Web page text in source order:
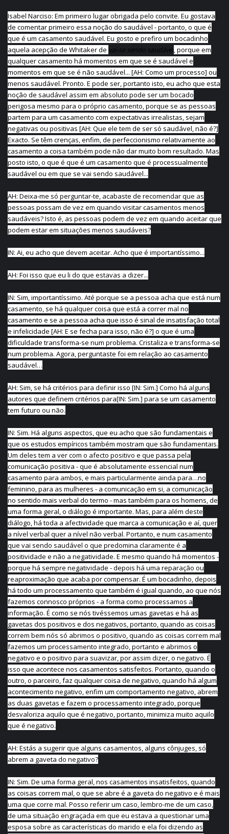
Isabel Narciso: Em primeiro lugar obrigada pelo convite. Eu gostava
de comentar primeiro essa noção do saudável - portanto, o que é
que é um casamento saudável. Eu gosto e prefiro um bocadinho
aquela acepção de Whitaker de vai-se sendo saudável, porque em
qualquer casamento há momentos em que se é saudável e
momentos em que se é não saudável... [AH: Como um processo] ou
menos saudável. Pronto. E pode ser, portanto isto, eu acho que esta
noção de saudável assim em absoluto pode ser um bocado
perigosa mesmo para o próprio casamento, porque se as pessoas
partem para um casamento com expectativas irrealistas, sejam
negativas ou positivas [AH: Que ele tem de ser só saudável, não é?]
Exacto. Se têm crenças, enfim, de perfeccionismo relativamente ao
casamento a coisa também pode não dar muito bom resultado. Mas
posto isto, o que é que é um casamento que é processualmente
saudável ou em que se vai sendo saudável...
AH: Deixa-me só perguntar-te, acabaste de recomendar que as
pessoas possam de vez em quando visitar casamentos menos
saudáveis? Isto é, as pessoas podem de vez em quando aceitar que
podem estar em situações menos saudáveis?
IN: Ai, eu acho que devem aceitar. Acho que é importantíssimo...
AH: Foi isso que eu li do que estavas a dizer...
IN: Sim, importantíssimo. Até porque se a pessoa acha que está num
casamento, se há qualquer coisa que está a correr mal no
casamento e se a pessoa acha que isso é sinal de insatisfação total
e infelicidade [AH: E se fecha para isso, não é?] o que é uma
dificuldade transforma-se num problema. Cristaliza e transforma-se
num problema. Agora, perguntaste foi em relação ao casamento
saudável…
AH: Sim, se há critérios para definir isso [IN: Sim.] Como há alguns
autores que definem critérios para[IN: Sim.] para se um casamento
tem futuro ou não.
IN: Sim. Há alguns aspectos, que eu acho que são fundamentais e
que os estudos empíricos também mostram que são fundamentais.
Um deles tem a ver com o afecto positivo e que passa pela
comunicação positiva - que é absolutamente essencial num
casamento para ambos, e mais particularmente ainda para…no
feminino, para as mulheres - a comunicação em si, a comunicação
no sentido mais verbal do termo - mas também para os homens, de
uma forma geral, o diálogo é importante. Mas, para além deste
diálogo, há toda a afectividade que marca a comunicação e aí, quer
a nível verbal quer a nível não verbal. Portanto, e num casamento
que vai sendo saudável o que predomina claramente é a
positividade e não a negatividade. E mesmo quando há momentos -
porque há sempre negatividade - depois há uma reparação ou
reaproximação que acaba por compensar. É um bocadinho, depois
há todo um processamento que também é igual quando, ao que nós
fazemos connosco próprios - a forma como processamos a
informação. É como se nós tivéssemos umas gavetas e há as
gavetas dos positivos e dos negativos, portanto, quando as coisas
correm bem nós só abrimos o positivo, quando as coisas correm mal
fazemos um processamento integrado, portanto e abrimos o
negativo e o positivo para suavizar, por assim dizer, o negativo. É
isso que acontece nos casamentos satisfeitos. Portanto, quando o
outro, o parceiro, faz qualquer coisa de negativo, quando há algum
acontecimento negativo, enfim um comportamento negativo, abrem
as duas gavetas e fazem o processamento integrado, porque
desvaloriza aquilo que é negativo, portanto, minimiza muito aquilo
que é negativo.
AH: Estás a sugerir que alguns casamentos, alguns cônjuges, só
abrem a gaveta do negativo?
IN: Sim. De uma forma geral, nos casamentos insatisfeitos, quando
as coisas correm mal, o que se abre é a gaveta do negativo e é mais
uma que corre mal. Posso referir um caso, lembro-me de um caso,
de uma situação engraçada em que eu estava a questionar uma
esposa sobre as características do marido e ela foi dizendo as